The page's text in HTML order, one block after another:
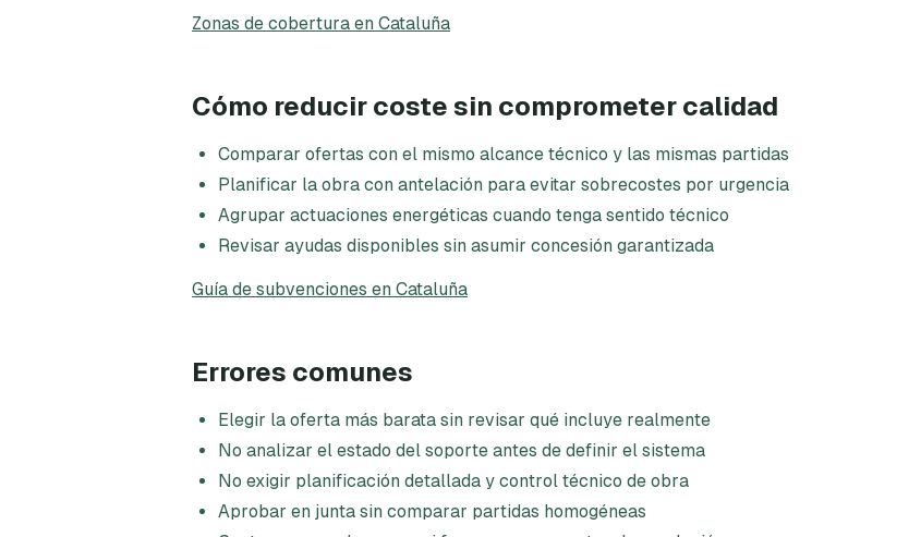
Zonas de cobertura en Cataluña
Cómo reducir coste sin comprometer calidad
Comparar ofertas con el mismo alcance técnico y las mismas partidas
Planificar la obra con antelación para evitar sobrecostes por urgencia
Agrupar actuaciones energéticas cuando tenga sentido técnico
Revisar ayudas disponibles sin asumir concesión garantizada
Guía de subvenciones en Cataluña
Errores comunes
Elegir la oferta más barata sin revisar qué incluye realmente
No analizar el estado del soporte antes de definir el sistema
No exigir planificación detallada y control técnico de obra
Aprobar en junta sin comparar partidas homogéneas